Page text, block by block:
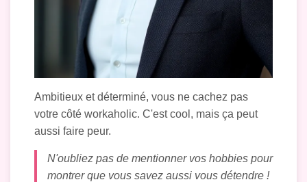
Ambitieux et déterminé, vous ne cachez pas
votre côté workaholic. C'est cool, mais ça peut
aussi faire peur.
N'oubliez pas de mentionner vos hobbies pour
montrer que vous savez aussi vous détendre !